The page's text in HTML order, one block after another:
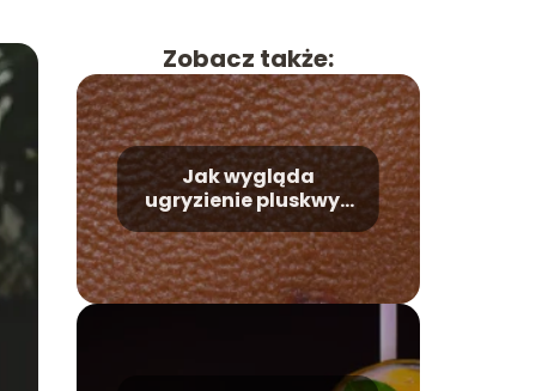
Zobacz także:
Jak wygląda
ugryzienie pluskwy?
Czy jest bolesne?